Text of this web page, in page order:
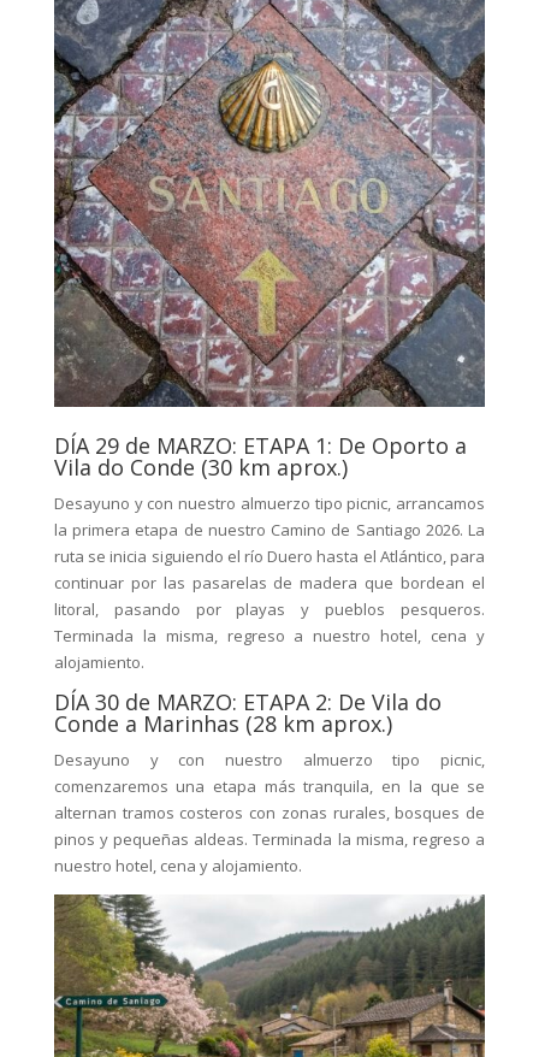
DÍA 29 de MARZO: ETAPA 1: De Oporto a
Vila do Conde (30 km aprox.)
Desayuno y con nuestro almuerzo tipo picnic, arrancamos
la primera etapa de nuestro Camino de Santiago 2026. La
ruta se inicia siguiendo el río Duero hasta el Atlántico, para
continuar por las pasarelas de madera que bordean el
litoral, pasando por playas y pueblos pesqueros.
Terminada la misma, regreso a nuestro hotel, cena y
alojamiento.
DÍA 30 de MARZO: ETAPA 2: De Vila do
Conde a Marinhas (28 km aprox.)
Desayuno y con nuestro almuerzo tipo picnic,
comenzaremos una etapa más tranquila, en la que se
alternan tramos costeros con zonas rurales, bosques de
pinos y pequeñas aldeas. Terminada la misma, regreso a
nuestro hotel, cena y alojamiento.